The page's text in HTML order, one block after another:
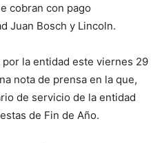
cobran con pago
Juan Bosch y Lincoln.
la entidad este viernes 29
nota de prensa en la que,
de servicio de la entidad
de Fin de Año.